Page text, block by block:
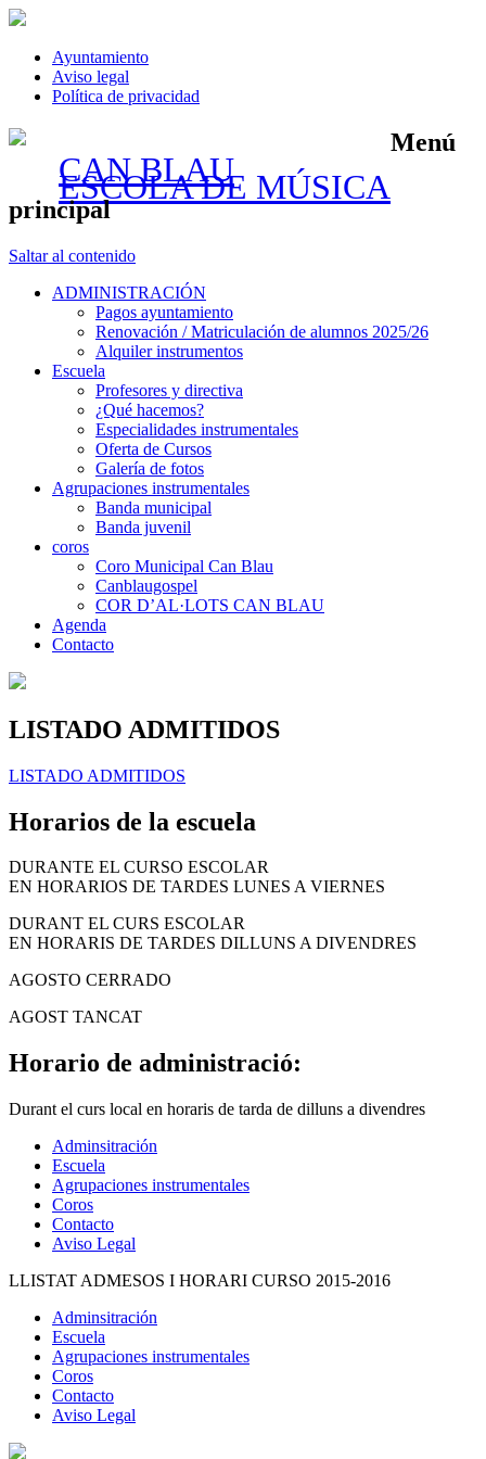
Ayuntamiento
Aviso legal
Política de privacidad
CAN BLAU
ESCOLA DE MÚSICA
Menú
principal
Saltar al contenido
ADMINISTRACIÓN
Pagos ayuntamiento
Renovación / Matriculación de alumnos 2025/26
Alquiler instrumentos
Escuela
Profesores y directiva
¿Qué hacemos?
Especialidades instrumentales
Oferta de Cursos
Galería de fotos
Agrupaciones instrumentales
Banda municipal
Banda juvenil
coros
Coro Municipal Can Blau
Canblaugospel
COR D’AL·LOTS CAN BLAU
Agenda
Contacto
LISTADO ADMITIDOS
LISTADO ADMITIDOS
Horarios de la escuela
DURANTE EL CURSO ESCOLAR
EN HORARIOS DE TARDES LUNES A VIERNES
DURANT EL CURS ESCOLAR
EN HORARIS DE TARDES DILLUNS A DIVENDRES
AGOSTO CERRADO
AGOST TANCAT
Horario de administració:
Durant el curs local en horaris de tarda de dilluns a divendres
Adminsitración
Escuela
Agrupaciones instrumentales
Coros
Contacto
Aviso Legal
LLISTAT ADMESOS I HORARI CURSO 2015-2016
Adminsitración
Escuela
Agrupaciones instrumentales
Coros
Contacto
Aviso Legal